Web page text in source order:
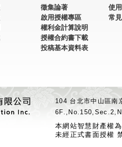
徵集論著
啟用授權專區
權利金計算說明
授權合約書下載
投稿基本資料表
使
常
104 台北市中山區
本網站智慧財產權
未經正式書面授權